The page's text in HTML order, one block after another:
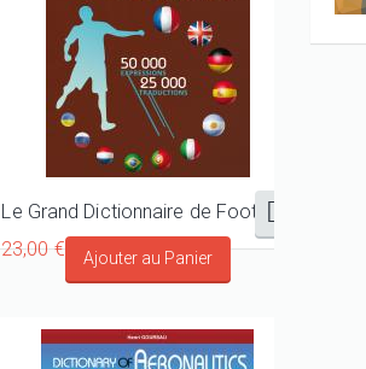
Le Grand Dictionnaire de Football
23,00 €